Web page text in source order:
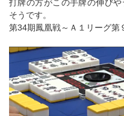
打牌の方がこの手牌の伸び
そうです。
第34期鳳凰戦～Ａ１リーグ第